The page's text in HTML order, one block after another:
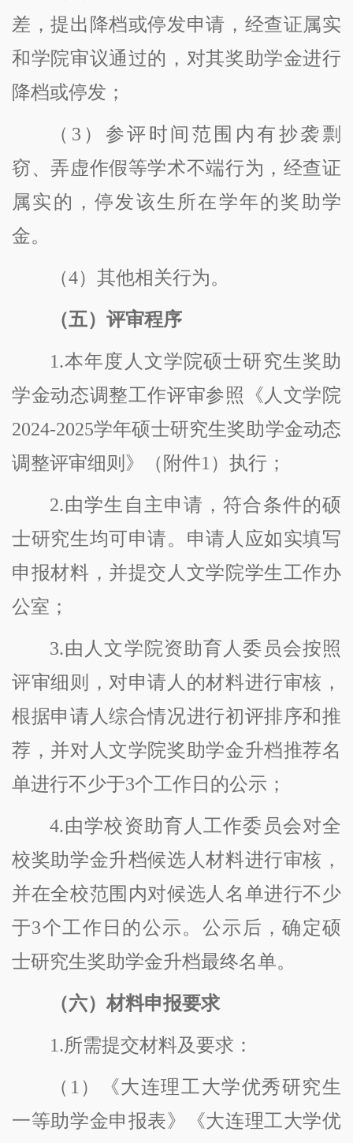
差，提出降档或停发申请，经查证属实
和学院审议通过的，对其奖助学金进行
降档或停发；
（ 3）参评时间范围内有抄袭剽
窃、弄虚作假等学术不端行为，经查证
属实的，停发该生所在学年的奖助学
金。
（4）其他相关行为。
（五） 评审程序
1.本年度人文学院硕士研究生奖助
学金动态调整工作评审参照《人文学院
2024-2025学年硕士研究生奖助学金动态
调整评审细则》（附件1）执行；
2.由学生自主申请，符合条件的硕
士研究生均可申请。申请人应如实填写
申报材料，并提交人文学院学生工作办
公室；
3.由人文学院资助育人委员会按照
评审细则，对申请人的材料进行审核，
根据申请人综合情况进行初评排序和推
荐，并对人文学院奖助学金升档推荐名
单进行不少于3个工作日的公示；
4.由学校资助育人工作委员会对全
校奖助学金升档候选人材料进行审核，
并在全校范围内对候选人名单进行不少
于3个工作日的公示。公示后，确定硕
士研究生奖助学金升档最终名单。
（六） 材料申报要求
1.所需提交材料及要求：
（ 1）《大连理工大学优秀研究生
一等助学金申报表》《大连理工大学优